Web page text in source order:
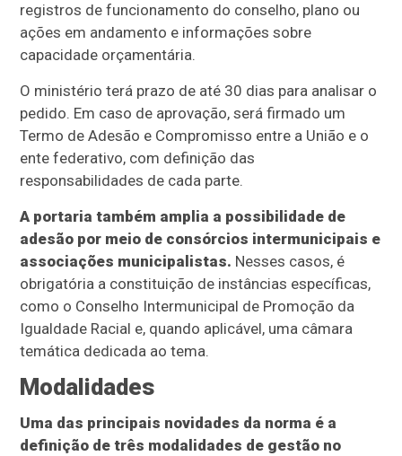
registros de funcionamento do conselho, plano ou
ações em andamento e informações sobre
capacidade orçamentária.
O ministério terá prazo de até 30 dias para analisar o
pedido. Em caso de aprovação, será firmado um
Termo de Adesão e Compromisso entre a União e o
ente federativo, com definição das
responsabilidades de cada parte.
A portaria também amplia a possibilidade de
adesão por meio de consórcios intermunicipais e
associações municipalistas. Nesses casos, é
obrigatória a constituição de instâncias específicas,
como o Conselho Intermunicipal de Promoção da
Igualdade Racial e, quando aplicável, uma câmara
temática dedicada ao tema.
Modalidades
Uma das principais novidades da norma é a
definição de três modalidades de gestão no